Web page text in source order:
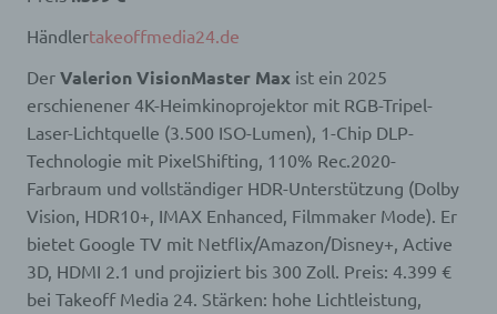
Händlertakeoffmedia24.de
Der Valerion VisionMaster Max ist ein 2025
erschienener 4K-Heimkinoprojektor mit RGB-Tripel-
Laser-Lichtquelle (3.500 ISO-Lumen), 1-Chip DLP-
Technologie mit PixelShifting, 110% Rec.2020-
Farbraum und vollständiger HDR-Unterstützung (Dolby
Vision, HDR10+, IMAX Enhanced, Filmmaker Mode). Er
bietet Google TV mit Netflix/Amazon/Disney+, Active
3D, HDMI 2.1 und projiziert bis 300 Zoll. Preis: 4.399 €
bei Takeoff Media 24. Stärken: hohe Lichtleistung,
dienen.
Bei der Nutzung dieser allgemeinen Daten und
Informationen ziehen wird keine Rückschlüsse auf
die betroffene Person. Diese Informationen werden
Internetseite korrekt auszuliefern, (2) die Inhalte
unserer Internetseite sowie die Werbung für diese
zu optimieren, (3) die dauerhafte
Funktionsfähigkeit unserer
informationstechnologischen Systeme und der
Technik unserer Internetseite zu gewährleisten
sowie (4) um Strafverfolgungsbehörden im Falle
eines Cyberangriffes die zur Strafverfolgung
notwendigen Informationen bereitzustellen. Diese